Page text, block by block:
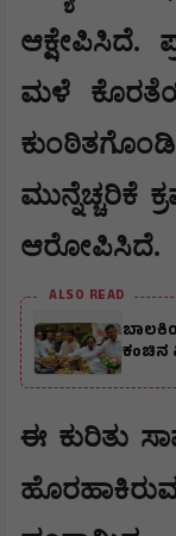
ಆಕ್ಷೇಪಿಸಿದೆ.
ಮಳೆ
ಮುನ್ನೆಚ್ಚರಿಕೆ
ಆರೋಪಿಸಿದೆ.
ALSO READ
ಕಂಚಿನ
​ಈ ಕುರಿತು